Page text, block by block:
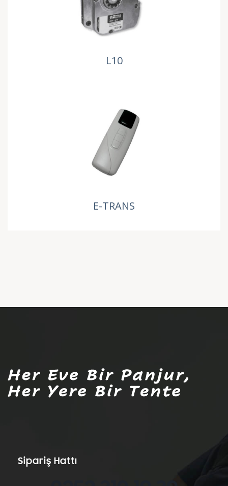
L10
E-TRANS
Sipariş Hattı